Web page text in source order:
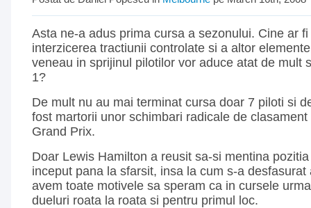
Asta ne-a adus prima cursa a sezonului. Cine ar
interzicerea tractiunii controlate si a altor
veneau in sprijinul pilotilor vor aduce atat de mult
1?
De mult nu au mai terminat cursa doar 7 piloti si
fost martorii unor schimbari radicale de
Grand Prix.
Doar Lewis Hamilton a reusit sa-si mentina
inceput pana la sfarsit, insa la cum s-a desfasurat
avem toate motivele sa speram ca in cursele
dueluri roata la roata si pentru primul loc.